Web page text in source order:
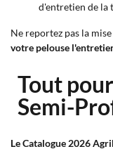
d'entretien de la
Ne reportez pas la
votre pelouse
Tout
Semi-
Le Catalogue 2026